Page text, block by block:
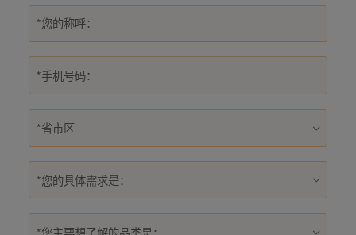
*您的具体需求是：